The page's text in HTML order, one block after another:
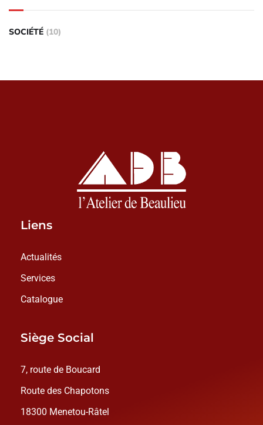
SOCIÉTÉ (10)
Liens
Actualités
Services
Catalogue
Siège Social
7, route de Boucard
Route des Chapotons
18300 Menetou-Râtel